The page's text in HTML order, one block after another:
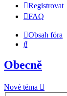
Registrovat
FAQ
Obsah fóra
Hledat
Obecně
Nové téma